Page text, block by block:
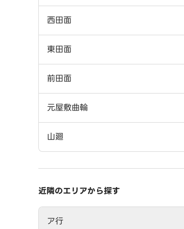
西田面
東田面
前田面
元屋敷曲輪
山廻
近隣のエリアから探す
ア行